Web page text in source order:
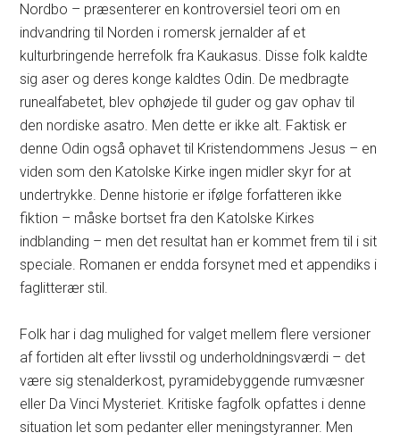
Nordbo – præsenterer en kontroversiel teori om en
indvandring til Norden i romersk jernalder af et
kulturbringende herrefolk fra Kaukasus. Disse folk kaldte
sig aser og deres konge kaldtes Odin. De medbragte
runealfabetet, blev ophøjede til guder og gav ophav til
den nordiske asatro. Men dette er ikke alt. Faktisk er
denne Odin også ophavet til Kristendommens Jesus – en
viden som den Katolske Kirke ingen midler skyr for at
undertrykke. Denne historie er ifølge forfatteren ikke
fiktion – måske bortset fra den Katolske Kirkes
indblanding – men det resultat han er kommet frem til i sit
speciale. Romanen er endda forsynet med et appendiks i
faglitterær stil.
Folk har i dag mulighed for valget mellem flere versioner
af fortiden alt efter livsstil og underholdningsværdi – det
være sig stenalderkost, pyramidebyggende rumvæsner
eller Da Vinci Mysteriet. Kritiske fagfolk opfattes i denne
situation let som pedanter eller meningstyranner. Men